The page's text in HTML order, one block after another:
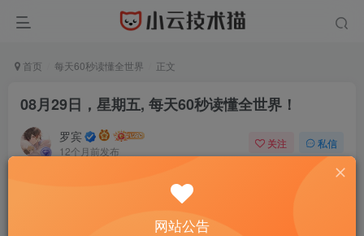
首页 每天60秒读懂全世界 正文
08月29日，星期五, 每天60秒读懂全世界！
罗宾
12个月前发布
关注 私信
网站公告